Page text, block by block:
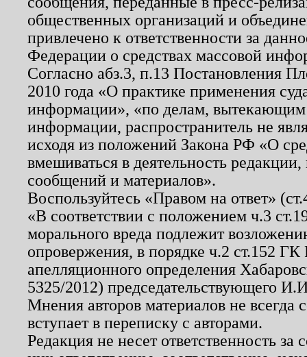
общественных организаций и
привлечено к ответственности за
Федерации о средствах массовой
Согласно абз.3, п.13 Постановления
2010 года «О практике применения
информации», «по делам, вытекающим
информации, распространитель не
исходя из положений Закона РФ «О
вмешиваться в деятельность
сообщений и материалов».
Воспользуйтесь «Правом на ответ»
«В соответствии с положением ч.3
морального вреда подлежит
опровержения, в порядке ч.2 ст.152
апелляционного определения
5325/2012) председательствующего
Мнения авторов материалов не
вступает в переписку с авторами.
Редакция не несет ответственность